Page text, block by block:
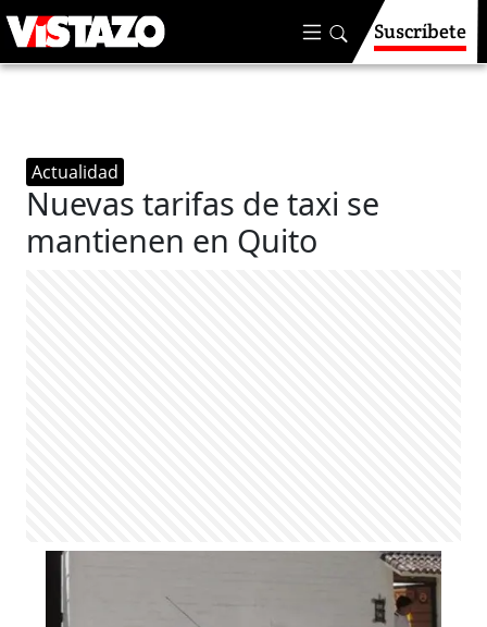
Suscríbete
Actualidad
Nuevas tarifas de taxi se
mantienen en Quito